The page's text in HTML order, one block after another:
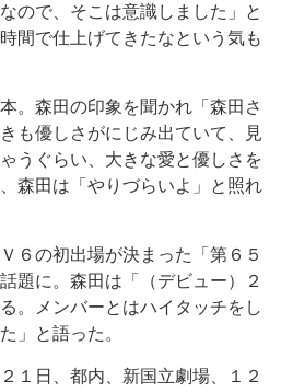
ので、そこは意識しました」と
間で仕上げてきたなという気も
。森田の印象を聞かれ「森田さ
も優しさがにじみ出ていて、見
うぐらい、大きな愛と優しさを
森田は「やりづらいよ」と照れ
６の初出場が決まった「第６５
題に。森田は「（デビュー）２
。メンバーとはハイタッチをし
」と語った。
１日、都内、新国立劇場、１２